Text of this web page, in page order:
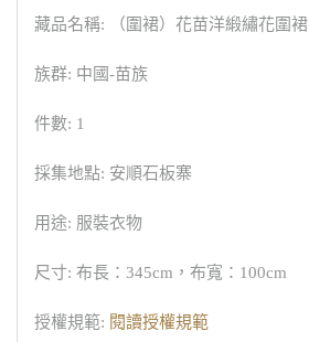
藏品名稱: （圍裙）花苗洋緞繡花圍裙
族群: 中國-苗族
件數: 1
採集地點: 安順石板寨
用途: 服裝衣物
尺寸: 布長：345cm，布寬：100cm
授權規範: 閱讀授權規範